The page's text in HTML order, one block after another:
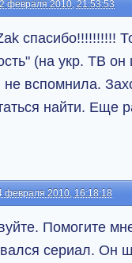
февраля 2010, 21:53:53
спасибо!!!!!!!!!!
(на укр. ТВ
вспомнила.
найти. Еще
февраля 2010, 16:18:18
Помогите
сериал. Он